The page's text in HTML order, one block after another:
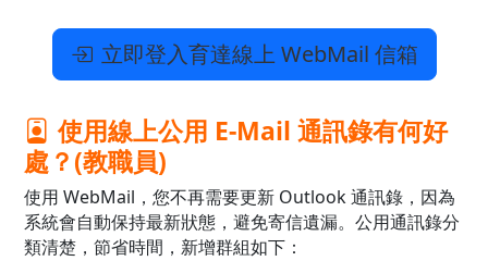
立即登入育達線上 WebMail 信箱
使用線上公用 E-Mail 通訊錄有何好
處？(教職員)
使用 WebMail，您不再需要更新 Outlook 通訊錄，因為
系統會自動保持最新狀態，避免寄信遺漏。公用通訊錄分
類清楚，節省時間，新增群組如下：